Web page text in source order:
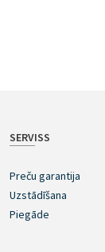
SERVISS
Preču garantija
Uzstādīšana
Piegāde